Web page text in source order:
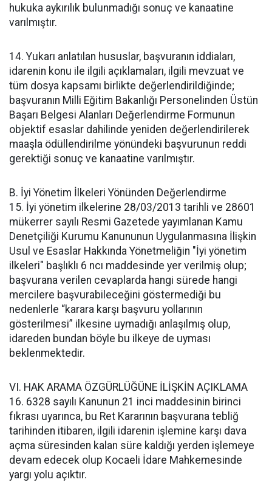
hukuka aykırılık bulunmadığı sonuç ve kanaatine
varılmıştır.
14. Yukarı anlatılan hususlar, başvuranın iddiaları,
idarenin konu ile ilgili açıklamaları, ilgili mevzuat ve
tüm dosya kapsamı birlikte değerlendirildiğinde;
başvuranın Milli Eğitim Bakanlığı Personelinden Üstün
Başarı Belgesi Alanları Değerlendirme Formunun
objektif esaslar dahilinde yeniden değerlendirilerek
maaşla ödüllendirilme yönündeki başvurunun reddi
gerektiği sonuç ve kanaatine varılmıştır.
B. İyi Yönetim İlkeleri Yönünden Değerlendirme
15. İyi yönetim ilkelerine 28/03/2013 tarihli ve 28601
mükerrer sayılı Resmi Gazetede yayımlanan Kamu
Denetçiliği Kurumu Kanununun Uygulanmasına İlişkin
Usul ve Esaslar Hakkında Yönetmeliğin "İyi yönetim
ilkeleri" başlıklı 6 ncı maddesinde yer verilmiş olup;
başvurana verilen cevaplarda hangi sürede hangi
mercilere başvurabileceğini göstermediği bu
nedenlerle “karara karşı başvuru yollarının
gösterilmesi” ilkesine uymadığı anlaşılmış olup,
idareden bundan böyle bu ilkeye de uyması
beklenmektedir.
VI. HAK ARAMA ÖZGÜRLÜĞÜNE İLİŞKİN AÇIKLAMA
16. 6328 sayılı Kanunun 21 inci maddesinin birinci
fıkrası uyarınca, bu Ret Kararının başvurana tebliğ
tarihinden itibaren, ilgili idarenin işlemine karşı dava
açma süresinden kalan süre kaldığı yerden işlemeye
devam edecek olup Kocaeli İdare Mahkemesinde
yargı yolu açıktır.